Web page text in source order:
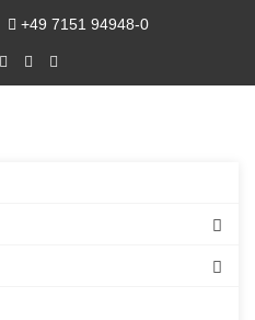
+49 7151 94948-0